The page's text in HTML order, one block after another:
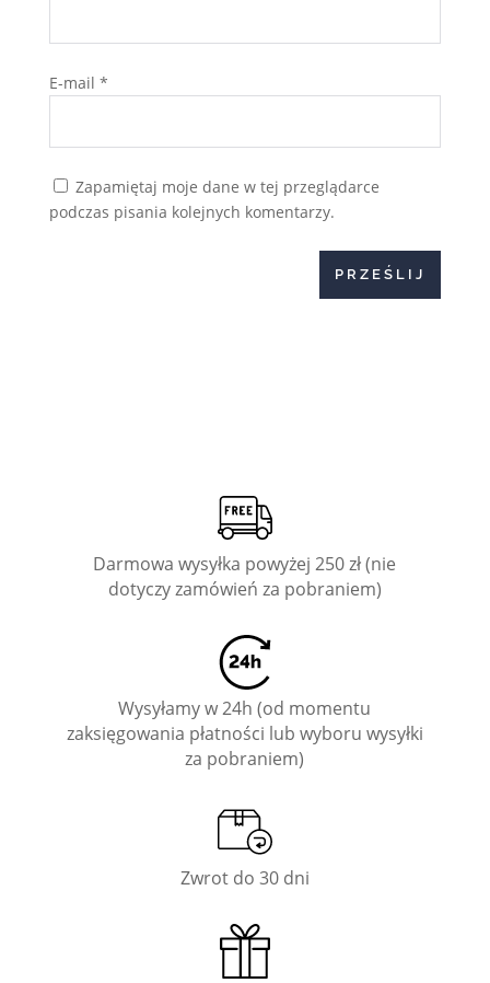
E-mail *
Zapamiętaj moje dane w tej przeglądarce
podczas pisania kolejnych komentarzy.
PRZEŚLIJ
Darmowa wysyłka powyżej 250 zł (nie
dotyczy zamówień za pobraniem)
Wysyłamy w 24h (od momentu
zaksięgowania płatności lub wyboru wysyłki
za pobraniem)
Zwrot do 30 dni